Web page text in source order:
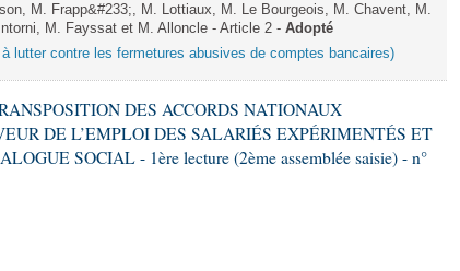
M. Frapp&#233;, M. Lottiaux, M. Le Bourgeois, M. Chavent, M.
M. Fayssat et M. Alloncle - Article 2 - Adopté
lutter contre les fermetures abusives de comptes bancaires)
DES ACCORDS NATIONAUX
DE L’EMPLOI DES SALARIÉS EXPÉRIMENTÉS ET
SOCIAL - 1ère lecture (2ème assemblée saisie) - n°